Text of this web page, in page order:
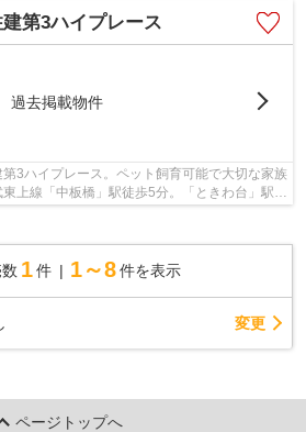
第3ハイプレース
過去掲載物件
3ハイプレース。ペット飼育可能で大切な家族
上線「中板橋」駅徒歩5分。「ときわ台」駅徒
ーパーやコンビニ...
1 件 1～8 件を表示
変更
ページトップへ